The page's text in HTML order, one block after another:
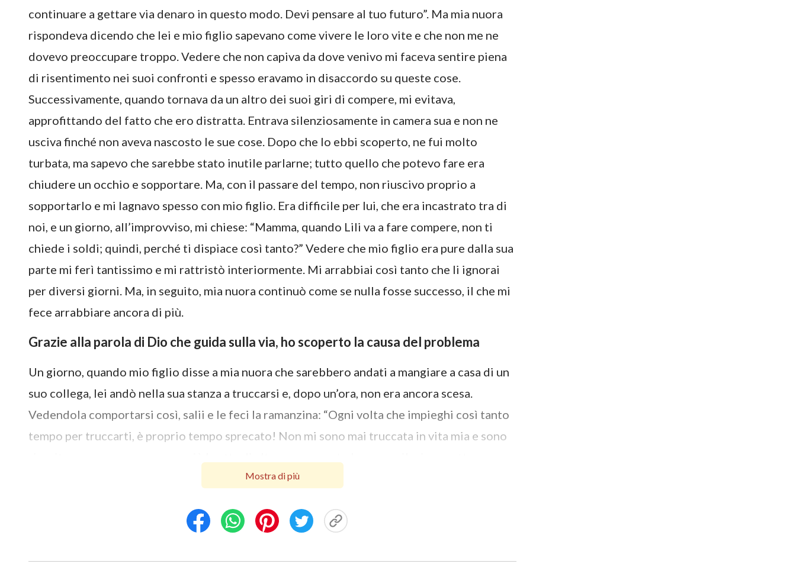
continuare a gettare via denaro in questo modo. Devi pensare al tuo futuro”. Ma mia nuora
rispondeva dicendo che lei e mio figlio sapevano come vivere le loro vite e che non me ne
dovevo preoccupare troppo. Vedere che non capiva da dove venivo mi faceva sentire piena
di risentimento nei suoi confronti e spesso eravamo in disaccordo su queste cose.
Successivamente, quando tornava da un altro dei suoi giri di compere, mi evitava,
approfittando del fatto che ero distratta. Entrava silenziosamente in camera sua e non ne
usciva finché non aveva nascosto le sue cose. Dopo che lo ebbi scoperto, ne fui molto
turbata, ma sapevo che sarebbe stato inutile parlarne; tutto quello che potevo fare era
chiudere un occhio e sopportare. Ma, con il passare del tempo, non riuscivo proprio a
sopportarlo e mi lagnavo spesso con mio figlio. Era difficile per lui, che era incastrato tra di
noi, e un giorno, all’improvviso, mi chiese: “Mamma, quando Lili va a fare compere, non ti
chiede i soldi; quindi, perché ti dispiace così tanto?” Vedere che mio figlio era pure dalla sua
parte mi ferì tantissimo e mi rattristò interiormente. Mi arrabbiai così tanto che li ignorai
per diversi giorni. Ma, in seguito, mia nuora continuò come se nulla fosse successo, il che mi
fece arrabbiare ancora di più.
Grazie alla parola di Dio che guida sulla via, ho scoperto la causa del problema
Un giorno, quando mio figlio disse a mia nuora che sarebbero andati a mangiare a casa di un
suo collega, lei andò nella sua stanza a truccarsi e, dopo un’ora, non era ancora scesa.
Vedendola comportarsi così, salii e le feci la ramanzina: “Ogni volta che impieghi così tanto
tempo per truccarti, è proprio tempo sprecato! Non mi sono mai truccata in vita mia e sono
naturale”. Quando mia nuora mi sentii dire così, iniziò a litigare con me e io mi arrabbiai così
lontano da lei. Pensai tra me e me: “Occhio non vede, cuore non duole”. Ma guardai mio figlio
abbandonare quell’idea. Ma il risentimento che avevo nel cuore per mia nuora divenne
Mostra di più